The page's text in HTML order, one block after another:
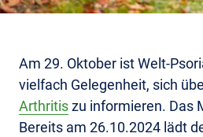
Am 29. Oktober ist Welt-
vielfach Gelegenheit, sich
Arthritiszu informieren. Das
Bereits am 26.10.2024 lädt